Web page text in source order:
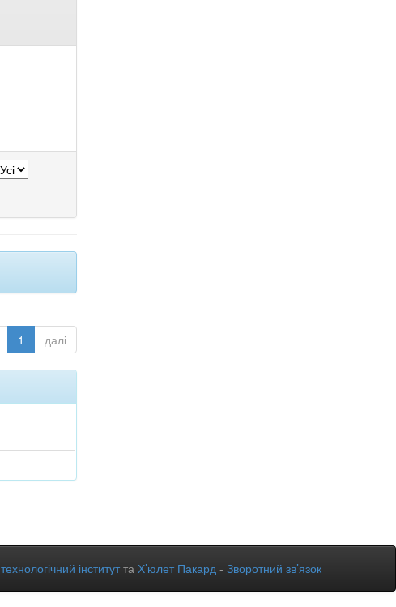
1 далі
інститутта Х’юлет Пакард - Зворотний зв’язок